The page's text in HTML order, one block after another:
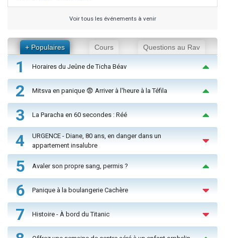
Voir tous les événements à venir
+ Populaires Cours Questions au Rav
1 Horaires du Jeûne de Ticha Béav
2 Mitsva en panique 😨 Arriver à l'heure à la Téfila
3 La Paracha en 60 secondes : Réé
4
URGENCE - Diane, 80 ans, en danger dans un
appartement insalubre
5 Avaler son propre sang, permis ?
6 Panique à la boulangerie Cachère
7 Histoire - À bord du Titanic